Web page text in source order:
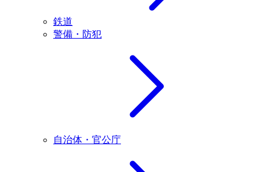
鉄道
警備・防犯
自治体・官公庁